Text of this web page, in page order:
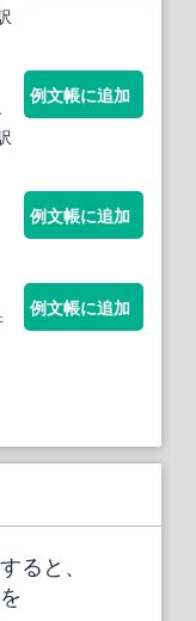
例文帳に追加
例文帳に追加
例文帳に追加
ると、